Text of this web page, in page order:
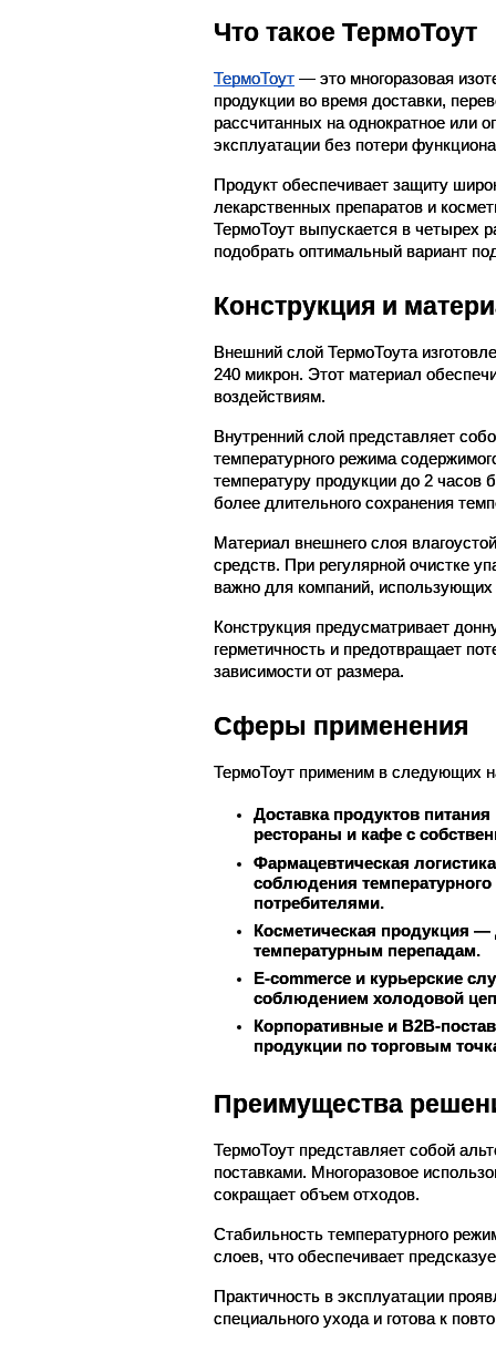
Что такое ТермоТоут
ТермоТоут — это многоразовая
продукции во время доставки,
рассчитанных на однократное или
эксплуатации без потери
Продукт обеспечивает защиту
лекарственных препаратов и
ТермоТоут выпускается в четырех
подобрать оптимальный вариант
Конструкция и
Внешний слой ТермоТоута
240 микрон. Этот материал
воздействиям.
Внутренний слой представляет
температурного режима
температуру продукции до 2 часов
более длительного сохранения
Материал внешнего слоя
средств. При регулярной очистке
важно для компаний, использующих
Конструкция предусматривает
герметичность и предотвращает
зависимости от размера.
Сферы применения
ТермоТоут применим в следующих
Доставка продуктов питания
рестораны и кафе с
Фармацевтическая логистика
соблюдения
потребителями.
Косметическая продукция —
температурным перепадам.
E-commerce и курьерские
соблюдением холодовой
Корпоративные и B2B-
продукции по торговым
Преимущества
ТермоТоут представляет собой
поставками. Многоразовое
сокращает объем отходов.
Стабильность температурного
слоев, что обеспечивает
Практичность в эксплуатации
специального ухода и готова к